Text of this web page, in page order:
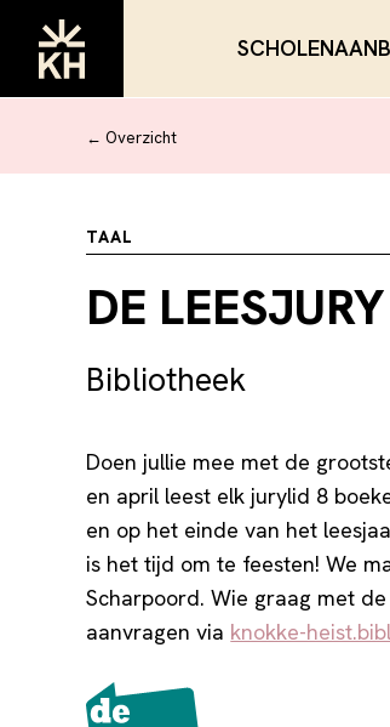
← Overzicht
TAAL
DE LEESJURY
Bibliotheek
Doen jullie mee met de
en april leest elk jurylid 8
en op het einde van het
is het tijd om te feesten! We
Scharpoord. Wie graag met
aanvragen via knokke-